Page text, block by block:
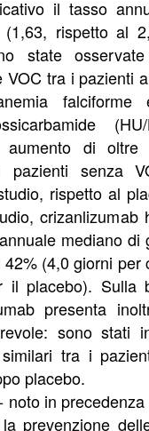
il tasso
rispetto al
state
VOC tra i pazienti
aumento di
pazienti senza
rispetto al
crizanlizumab
mediano di
(4,0 giorni per
il placebo). Sulla
presenta
sono stati
tra i
placebo.
noto in
prevenzione